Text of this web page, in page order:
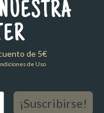
de 5€
de Uso
¡Suscribirse!